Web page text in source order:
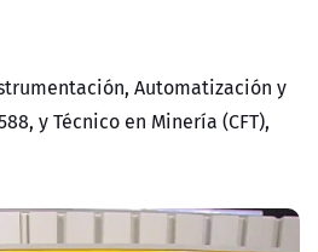
Automatización y
y Técnico en Minería (CFT),